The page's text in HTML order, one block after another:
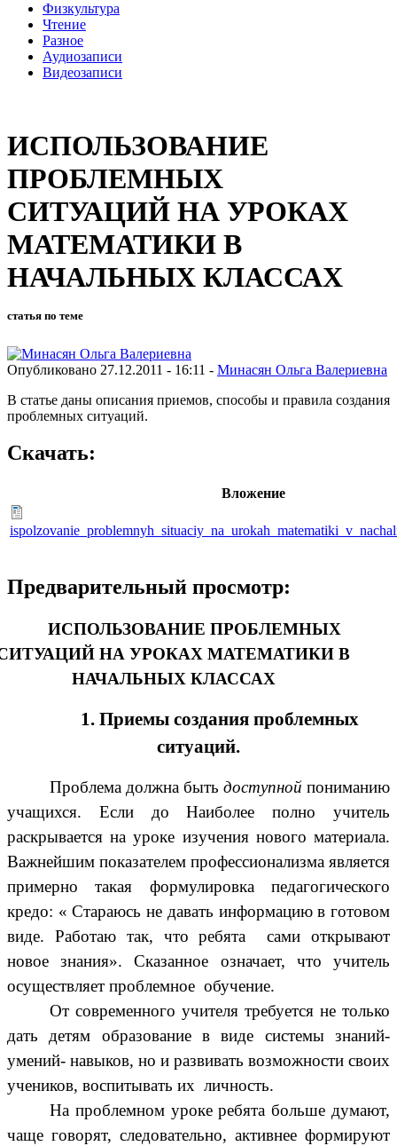
Физкультура
Чтение
Разное
Аудиозаписи
Видеозаписи
ИСПОЛЬЗОВАНИЕ
ПРОБЛЕМНЫХ
СИТУАЦИЙ НА УРОКАХ
МАТЕМАТИКИ В
НАЧАЛЬНЫХ КЛАССАХ
статья по теме
Опубликовано 27.12.2011 - 16:11 - Минасян Ольга Валериевна
В статье даны описания приемов, способы и правила создания
проблемных ситуаций.
Скачать:
Вложение
Предварительный просмотр:
ИСПОЛЬЗОВАНИЕ ПРОБЛЕМНЫХ
НА УРОКАХ МАТЕМАТИКИ В
НАЧАЛЬНЫХ КЛАССАХ
1. Приемы создания проблемных
ситуаций.
Проблема должна быть доступной пониманию
учащихся. Если до Наиболее полно учитель
раскрывается на уроке изучения нового материала.
Важнейшим показателем профессионализма является
примерно такая формулировка педагогического
кредо: « Стараюсь не давать информацию в готовом
виде. Работаю так, что ребята сами открывают
новое знания». Сказанное означает, что учитель
осуществляет проблемное обучение.
От современного учителя требуется не только
дать детям образование в виде системы знаний-
умений- навыков, но и развивать возможности своих
учеников, воспитывать их личность.
На проблемном уроке ребята больше думают,
чаще говорят, следовательно, активнее формируют